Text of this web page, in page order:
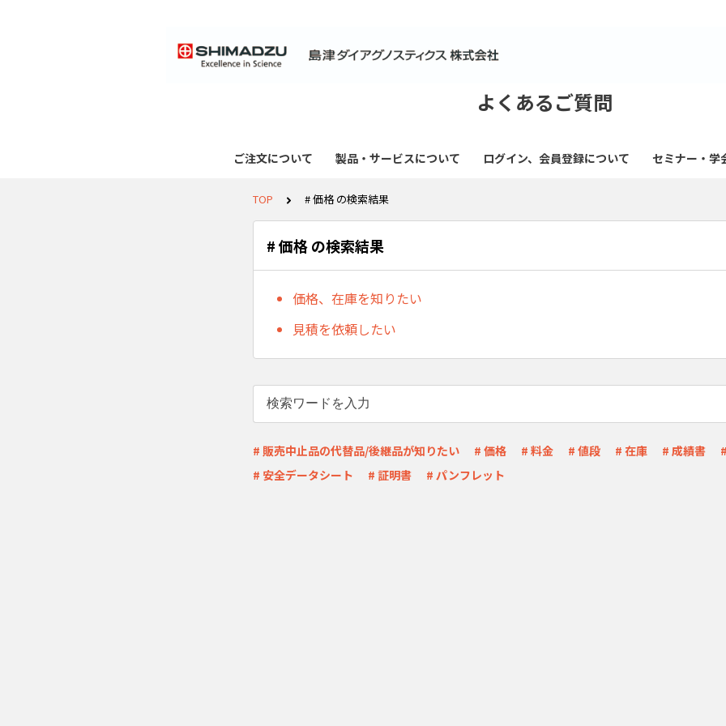
よくあるご質問
ご注文について 製品・サービスについて ログイン、会員登録について セミナー・学
TOP # 価格 の検索結果
# 価格 の検索結果
価格、在庫を知りたい
見積を依頼したい
# 販売中止品の代替品/後継品が知りたい # 価格 # 料金 # 値段 # 在庫 # 成績書
# 安全データシート
# 証明書 # パンフレット